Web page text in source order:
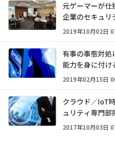
元ゲーマーが仕
企業のセキュリ
2019年10月02日
有事の事態対処
能力を身に付け
2019年02月15日
クラウド／IoT時
ュリティ専門部
2017年10月03日